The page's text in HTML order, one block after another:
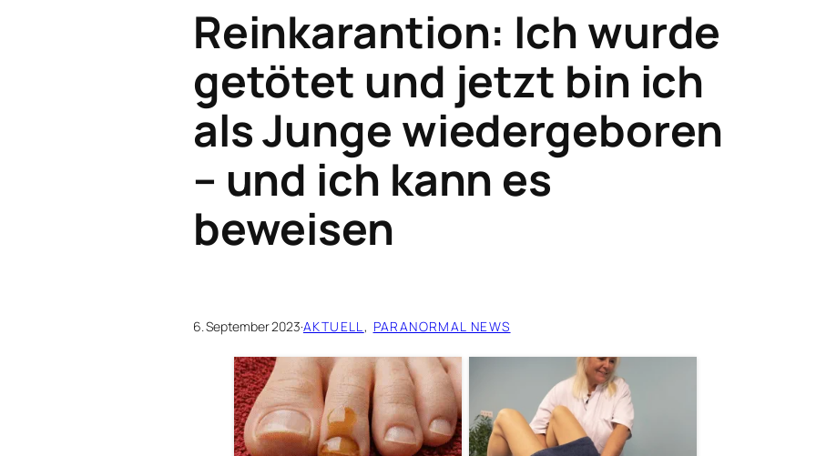
Reinkarantion: Ich wurde
getötet und jetzt bin ich
als Junge wiedergeboren
– und ich kann es
beweisen
6. September 2023·AKTUELL, PARANORMAL NEWS